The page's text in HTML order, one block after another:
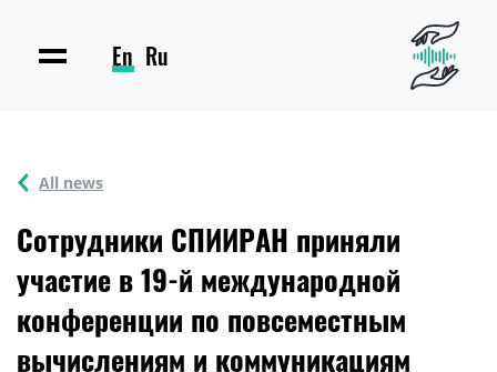
En Ru
All news
Сотрудники СПИИРАН приняли
участие в 19-й международной
конференции по повсеместным
вычислениям и коммуникациям